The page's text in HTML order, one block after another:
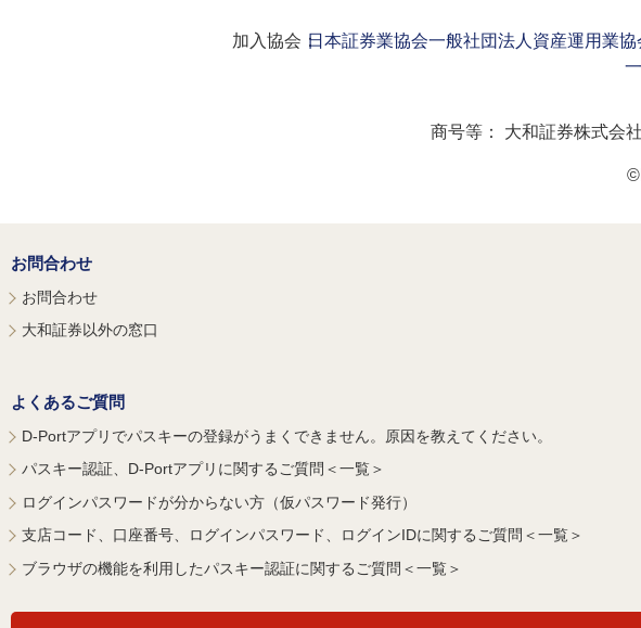
加入協会：日本証券業協会一般社団法人資産運用業協
商号等： 大和証券株式会
お問合わせ
お問合わせ
大和証券以外の窓口
よくあるご質問
D-Portアプリでパスキーの登録がうまくできません。原因を教えてください。
パスキー認証、D-Portアプリに関するご質問＜一覧＞
ログインパスワードが分からない方（仮パスワード発行）
支店コード、口座番号、ログインパスワード、ログインIDに関するご質問＜一覧＞
ブラウザの機能を利用したパスキー認証に関するご質問＜一覧＞